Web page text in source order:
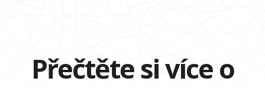
Přečtěte si více o